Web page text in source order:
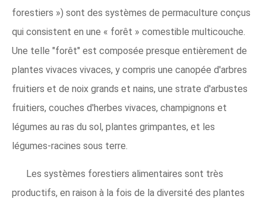
forestiers ») sont des systèmes de permaculture conçus
qui consistent en une « forêt » comestible multicouche.
Une telle "forêt" est composée presque entièrement de
plantes vivaces vivaces, y compris une canopée d'arbres
fruitiers et de noix grands et nains, une strate d'arbustes
fruitiers, couches d'herbes vivaces, champignons et
légumes au ras du sol, plantes grimpantes, et les
légumes-racines sous terre.
Les systèmes forestiers alimentaires sont très
productifs, en raison à la fois de la diversité des plantes